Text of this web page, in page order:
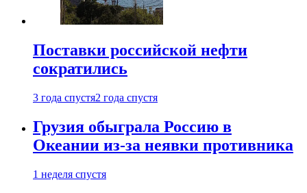
Поставки российской нефти
сократились
3 года спустя2 года спустя
Грузия обыграла Россию в
Океании из-за неявки противника
1 неделя спустя